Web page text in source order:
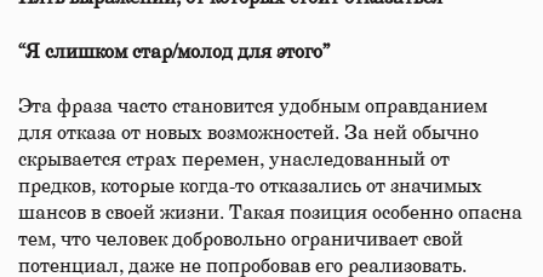
“Я слишком стар/молод для этого”
Эта фраза часто становится удобным оправданием
для отказа от новых возможностей. За ней обычно
скрывается страх перемен, унаследованный от
предков, которые когда-то отказались от значимых
шансов в своей жизни. Такая позиция особенно опасна
тем, что человек добровольно ограничивает свой
потенциал, даже не попробовав его реализовать.